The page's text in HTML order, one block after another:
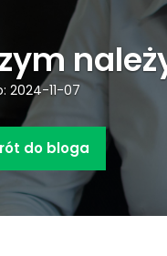
2024-11-07
do bloga